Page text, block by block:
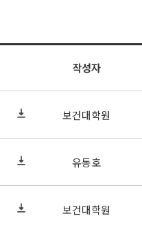
작성자
보건대학원
유동호
보건대학원